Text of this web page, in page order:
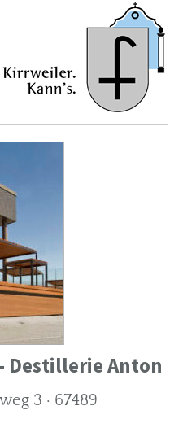
Destillerie Anton
3 · 67489